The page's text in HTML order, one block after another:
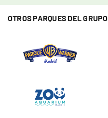
OTROS PARQUES DEL GRUPO